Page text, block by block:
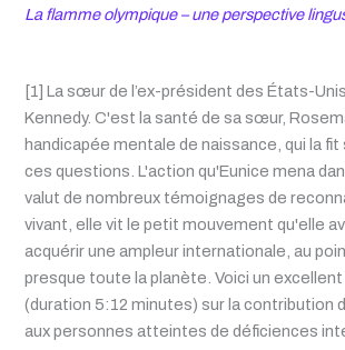
La flamme olympique – une perspective
[1] La sœur de l’ex-président des États-
Kennedy.C'est la santé de sa sœur,
handicapée mentale de naissance, qui la
ces questions. L'action qu'Eunice mena
valut de nombreux témoignages de
vivant, elle vit le petit mouvement qu'elle
acquérir une ampleur internationale, au
presque toute la planète. Voici un
(duration 5:12 minutes) sur la contribution
aux personnes atteintes de déficiences